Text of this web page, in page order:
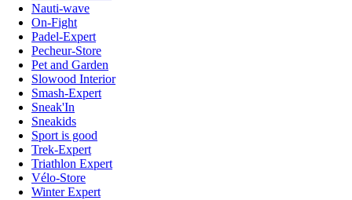
Nauti-wave
On-Fight
Padel-Expert
Pecheur-Store
Pet and Garden
Slowood Interior
Smash-Expert
Sneak'In
Sneakids
Sport is good
Trek-Expert
Triathlon Expert
Vélo-Store
Winter Expert